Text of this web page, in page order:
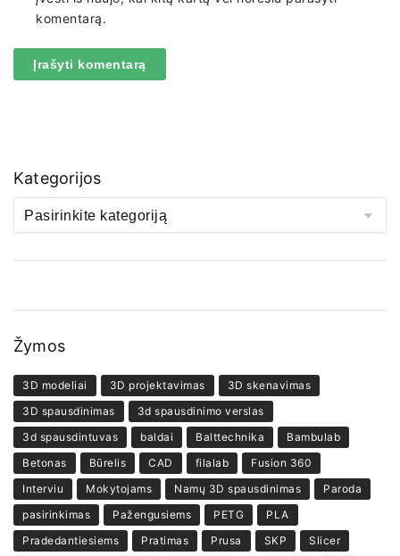
komentarą.
Kategorijos
Žymos
3D modeliai 3D projektavimas
3D skenavimas
3D spausdinimas
3d spausdinimo verslas
3d spausdintuvas
baldai Balttechnika
Bambulab
Betonas
Būrelis CAD filalab
Fusion 360
Interviu
Mokytojams Namų 3D spausdinimas
Paroda
pasirinkimas
Pažengusiems PETG
PLA
Pradedantiesiems
Pratimas Prusa SKP
Slicer